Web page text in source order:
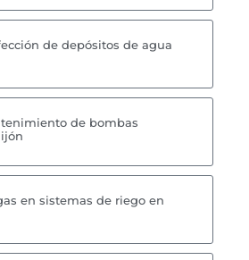
de depósitos de agua
de bombas
en sistemas de riego en